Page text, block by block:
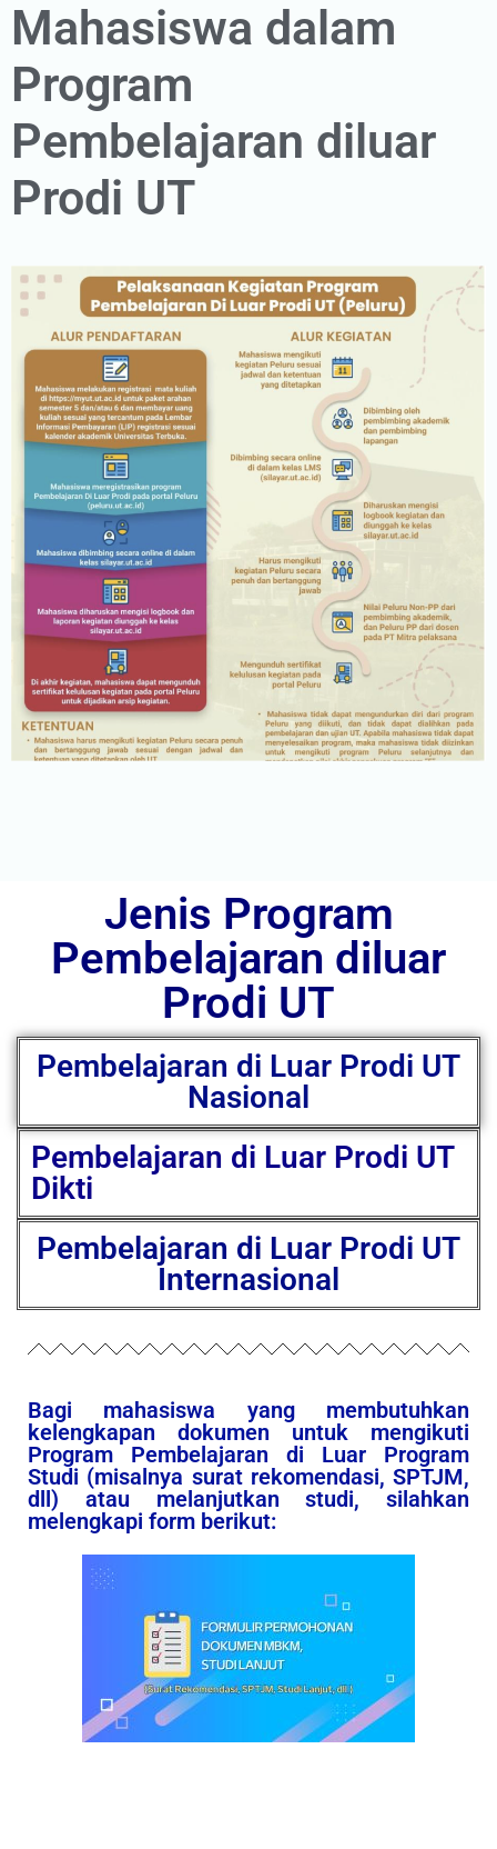
Mahasiswa dalam
Program
Pembelajaran diluar
Prodi UT
Jenis Program
Pembelajaran diluar
Prodi UT
Pembelajaran di Luar Prodi UT
Nasional
Pembelajaran di Luar Prodi UT
Dikti
Pembelajaran di Luar Prodi UT
Internasional
Bagi mahasiswa yang membutuhkan
kelengkapan dokumen untuk mengikuti
Program Pembelajaran di Luar Program
Studi (misalnya surat rekomendasi, SPTJM,
dll) atau melanjutkan studi, silahkan
melengkapi form berikut: